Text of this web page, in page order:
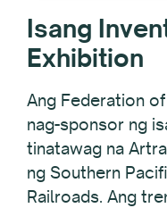
Isang
Exhibition
Ang Federation
nag-sponsor ng
tinatawag na
ng Southern
Railroads. Ang